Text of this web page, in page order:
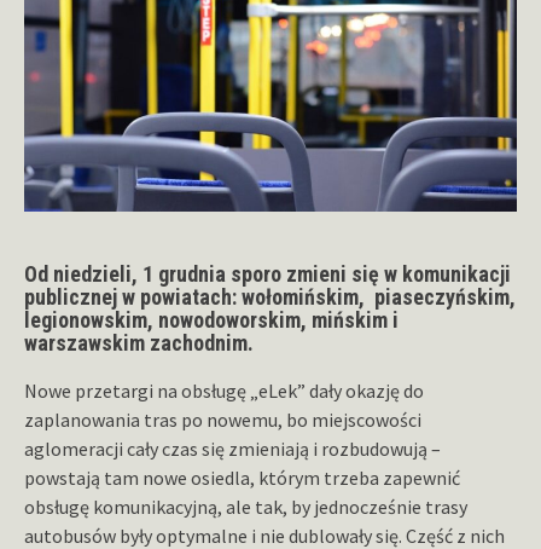
Od niedzieli, 1 grudnia sporo zmieni się w komunikacji
publicznej w powiatach:wołomińskim, piaseczyńskim,
legionowskim, nowodoworskim, mińskim i
warszawskim zachodnim.
Nowe przetargi na obsługę „eLek” dały okazję do
zaplanowania tras po nowemu, bo miejscowości
aglomeracji cały czas się zmieniają i rozbudowują –
powstają tam nowe osiedla, którym trzeba zapewnić
obsługę komunikacyjną, ale tak, by jednocześnie trasy
autobusów były optymalne i nie dublowały się. Część z nich